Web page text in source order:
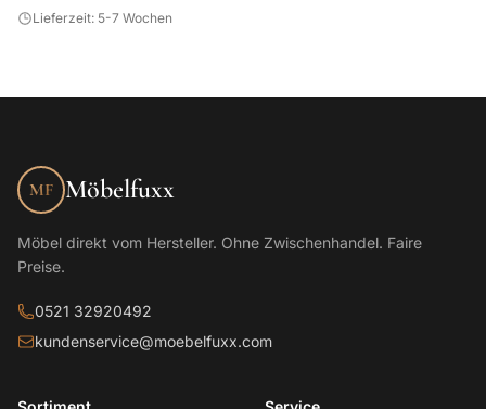
Lieferzeit: 5-7 Wochen
MF Möbelfuxx
Möbel direkt vom Hersteller. Ohne Zwischenhandel. Faire
Preise.
0521 32920492
kundenservice@moebelfuxx.com